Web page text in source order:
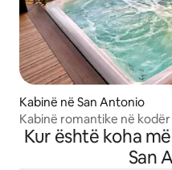
Kabinë në San Antonio
Kabinë romantike në
hidromasazh
Kur është koha
San